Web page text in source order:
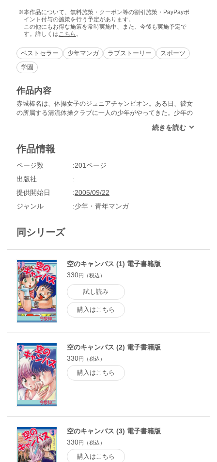
本作品について、無料施策・クーポン等の割引施策・PayPayポ
イント付与の施策を行う予定があります。
この他にもお得な施策を常時実施中、また、今後も実施予定で
す。詳しくはこちら 。
ベストセラー 少年マンガ ラブストーリー
スポーツ
学園
作品内容
赤城榛名は、体操女子のジュニアチャンピオン。ある日、彼女
の所属する清流体操クラブに一人の少年がやってきた。少年の
たという太一と、それを聞き動揺する榛名。二人の間にはいっ
二人を結ぶ接点は、7年前の夏にあった。永遠のライバルを追
作品情報
ページ数
201ページ
出版社
提供開始日
2005/09/22
ジャンル
少年・青年マンガ
同シリーズ
空のキャンバス (1) 電子書籍版
330円（税込）
試し読み
購入はこちら
空のキャンバス (2) 電子書籍版
330円（税込）
購入はこちら
空のキャンバス (3) 電子書籍版
330円（税込）
購入はこちら